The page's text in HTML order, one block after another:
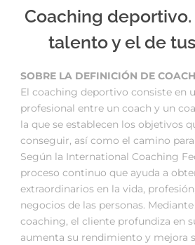
Coaching
talento y el de
SOBRE LA DEFINICIÓN DE
El coaching deportivo consiste en
profesional entre un coach y un
la que se establecen los objetivos
conseguir, así como el camino
Según la International Coaching
proceso continuo que ayuda a
extraordinarios en la vida,
negocios de las personas.
coaching, el cliente profundiza en
aumenta su rendimiento y mejora